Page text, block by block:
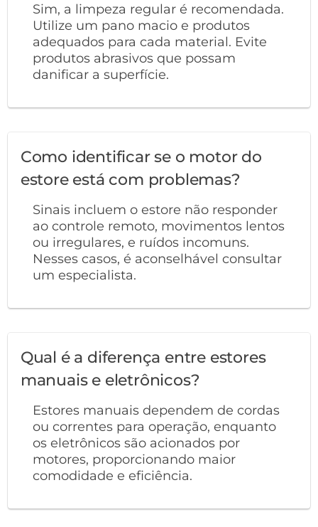
Sim, a limpeza regular é recomendada.
Utilize um pano macio e produtos
adequados para cada material. Evite
produtos abrasivos que possam
danificar a superfície.
Como identificar se o motor do
estore está com problemas?
Sinais incluem o estore não responder
ao controle remoto, movimentos lentos
ou irregulares, e ruídos incomuns.
Nesses casos, é aconselhável consultar
um especialista.
Qual é a diferença entre estores
manuais e eletrônicos?
Estores manuais dependem de cordas
ou correntes para operação, enquanto
os eletrônicos são acionados por
motores, proporcionando maior
comodidade e eficiência.